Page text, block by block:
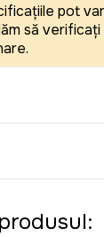
pot
să